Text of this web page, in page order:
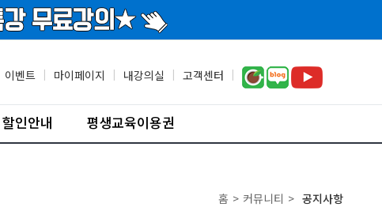
이벤트 | 마이페이지 | 내강의실 | 고객센터 |
할인안내
평생교육이용권
홈 > 커뮤니티 > 공지사항